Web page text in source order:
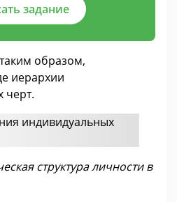
задание
образом,
иерархии
черт.
структура личности в